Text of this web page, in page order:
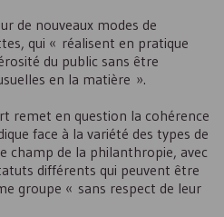
de nouveaux modes de
qui « réalisent en pratique
du public sans être
en la matière ».
remet en question la cohérence
face à la variété des types de
champ de la philanthropie, avec
différents qui peuvent être
groupe « sans respect de leur